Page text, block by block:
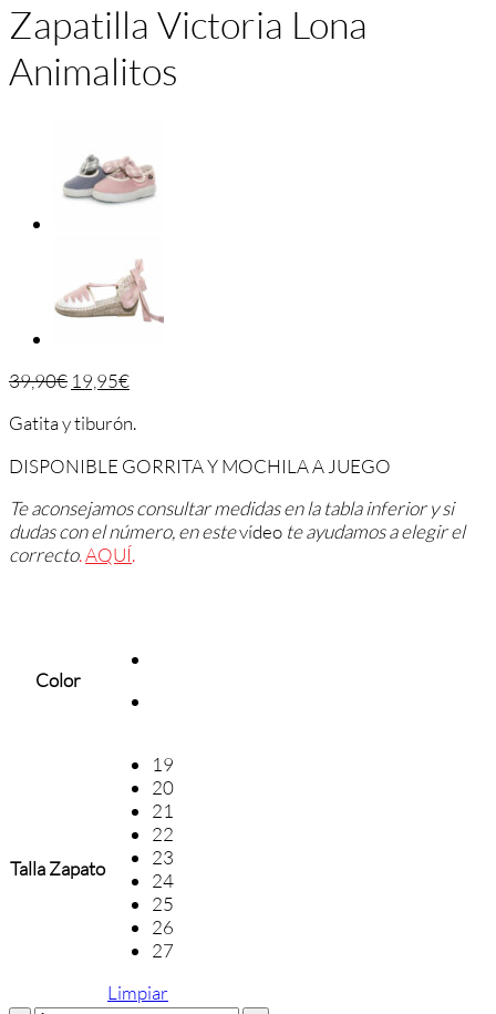
Zapatilla Victoria Lona
Animalitos
39,90€ 19,95€
Gatita y tiburón.
DISPONIBLE GORRITA Y MOCHILA A JUEGO
Te aconsejamos consultar medidas en la tabla inferior y si
dudas con el número, en estevídeo te ayudamos a elegir el
correcto.AQUÍ.
Color
Talla Zapato
19
20
21
22
23
24
25
26
27
Limpiar